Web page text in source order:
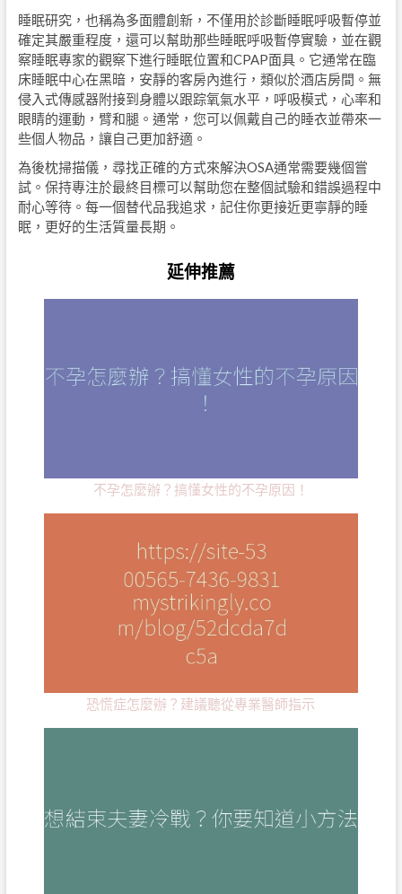
睡眠研究，也稱為多面體創新，不僅用於診斷睡眠呼吸暫停並
確定其嚴重程度，還可以幫助那些睡眠呼吸暫停實驗，並在觀
察睡眠專家的觀察下進行睡眠位置和CPAP面具。它通常在臨
床睡眠中心在黑暗，安靜的客房內進行，類似於酒店房間。無
侵入式傳感器附接到身體以跟踪氧氣水平，呼吸模式，心率和
眼睛的運動，臂和腿。通常，您可以佩戴自己的睡衣並帶來一
些個人物品，讓自己更加舒適。
為後枕掃描儀，尋找正確的方式來解決OSA通常需要幾個嘗
試。保持專注於最終目標可以幫助您在整個試驗和錯誤過程中
耐心等待。每一個替代品我追求，記住你更接近更寧靜的睡
眠，更好的生活質量長期。
延伸推薦
不孕怎麼辦？搞懂女性的不孕原因！
恐慌症怎麼辦？建議聽從專業醫師指示